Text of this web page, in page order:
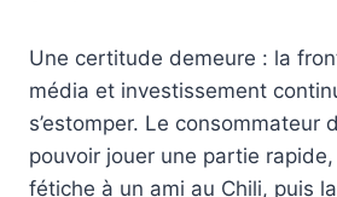
Une certitude demeure : la
média et investissement
s’estomper. Le consommateur
pouvoir jouer une partie
fétiche à un ami au Chili, puis